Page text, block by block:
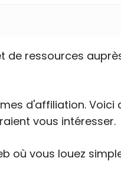
ressources
d'affiliation. Voici
vous intéresser.
où vous louez